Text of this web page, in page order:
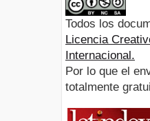
Todos los
Licencia
Internacional.
Por lo que el
totalmente